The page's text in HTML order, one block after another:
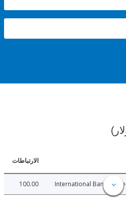
الارتباطات
International
100.00